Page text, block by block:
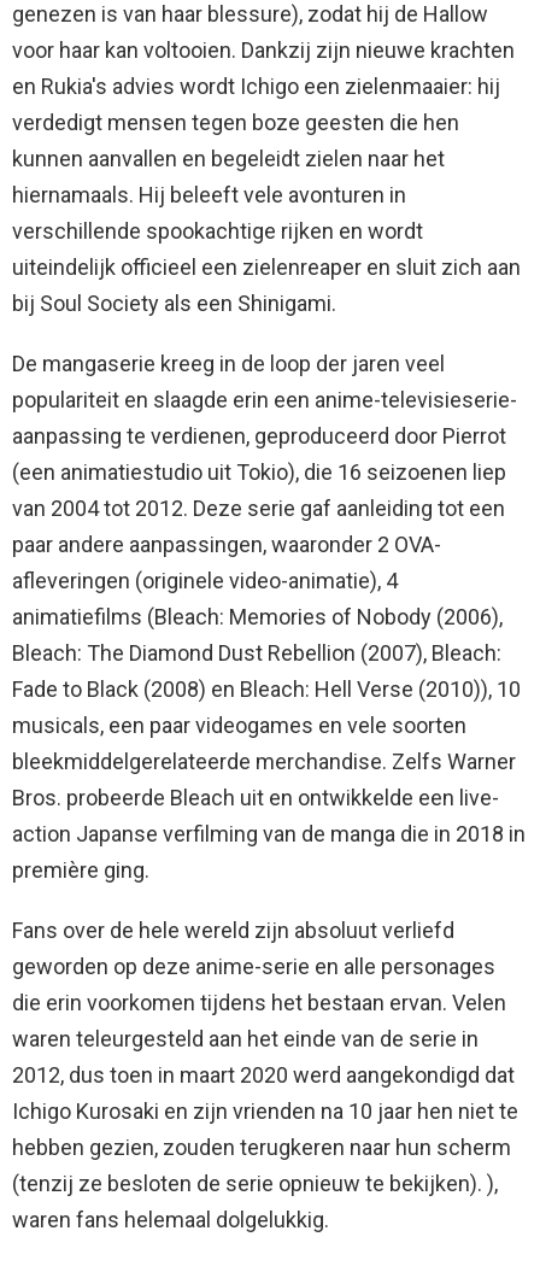
genezen is van haar blessure), zodat hij de Hallow
voor haar kan voltooien. Dankzij zijn nieuwe krachten
en Rukia's advies wordt Ichigo een zielenmaaier: hij
verdedigt mensen tegen boze geesten die hen
kunnen aanvallen en begeleidt zielen naar het
hiernamaals. Hij beleeft vele avonturen in
verschillende spookachtige rijken en wordt
uiteindelijk officieel een zielenreaper en sluit zich aan
bij Soul Society als een Shinigami.
De mangaserie kreeg in de loop der jaren veel
populariteit en slaagde erin een anime-televisieserie-
aanpassing te verdienen, geproduceerd door Pierrot
(een animatiestudio uit Tokio), die 16 seizoenen liep
van 2004 tot 2012. Deze serie gaf aanleiding tot een
paar andere aanpassingen, waaronder 2 OVA-
afleveringen (originele video-animatie), 4
animatiefilms (Bleach: Memories of Nobody (2006),
Bleach: The Diamond Dust Rebellion (2007), Bleach:
Fade to Black (2008) en Bleach: Hell Verse (2010)), 10
musicals, een paar videogames en vele soorten
bleekmiddelgerelateerde merchandise. Zelfs Warner
Bros. probeerde Bleach uit en ontwikkelde een live-
action Japanse verfilming van de manga die in 2018 in
première ging.
Fans over de hele wereld zijn absoluut verliefd
geworden op deze anime-serie en alle personages
die erin voorkomen tijdens het bestaan ​​ervan. Velen
waren teleurgesteld aan het einde van de serie in
2012, dus toen in maart 2020 werd aangekondigd dat
Ichigo Kurosaki en zijn vrienden na 10 jaar hen niet te
hebben gezien, zouden terugkeren naar hun scherm
(tenzij ze besloten de serie opnieuw te bekijken). ),
waren fans helemaal dolgelukkig.